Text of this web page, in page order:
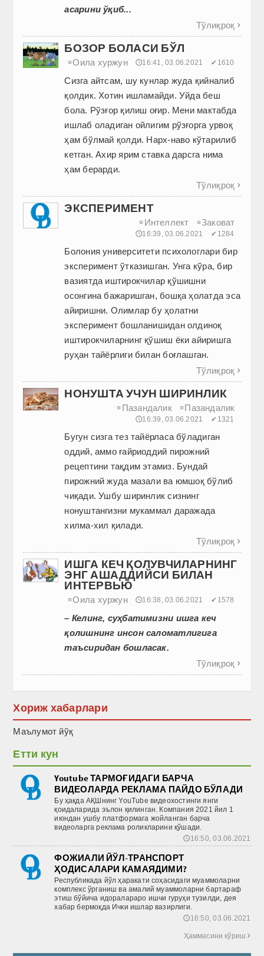
асарини ўқиб...
Тўлиқроқ 
БОЗОР БОЛАСИ БЎЛ
≡Оила хуржун 🕔16:41, 03.06.2021 ✔1610
Сизга айтсам, шу кунлар жуда қийналиб
қолдик. Хотин ишламайди. Уйда беш
бола. Рўзғор қилиш оғир. Мени мактабда
ишлаб оладиган ойлигим рўзғорга урвоқ
ҳам бўлмай қолди. Нарх-наво кўтарилиб
кетган. Ахир ярим ставка дарсга нима
ҳам берарди.
Тўлиқроқ 
ЭКСПЕРИМЕНТ
≡ Интеллект ≡Заковат
🕔16:39, 03.06.2021 ✔1284
Болония университети психологлари бир
эксперимент ўтказишган. Унга кўра, бир
вазиятда иштирокчилар қўшишни
осонгина бажаришган, бошқа ҳолатда эса
айиришни. Олимлар бу ҳолатни
эксперимент бошланишидан олдиноқ
иштирокчиларнинг қўшиш ёки айиришга
руҳан тайёрлиги билан боғлашган.
Тўлиқроқ 
НОНУШТА УЧУН ШИРИНЛИК
≡ Пазандалик ≡Пазандалик
🕔16:39, 03.06.2021 ✔1321
Бугун сизга тез тайёрласа бўладиган
оддий, аммо ғайриоддий пирожний
рецептини тақдим этамиз. Бундай
пирожний жуда мазали ва юмшоқ бўлиб
чиқади. Ушбу ширинлик сизнинг
нонуштангизни мукаммал даражада
хилма-хил қилади.
Тўлиқроқ 
ИШГА КЕЧ ҚОЛУВЧИЛАРНИНГ
ЭНГ АШАДДИЙСИ БИЛАН
ИНТЕРВЬЮ
≡Оила хуржун 🕔16:38, 03.06.2021 ✔1578
– Келинг, суҳбатимизни ишга кеч
қолишнинг инсон саломатлигига
таъсиридан бошласак.
Тўлиқроқ 
Хориж хабарлари
Маълумот йўқ
Етти кун
Youtube ТАРМОҒИДАГИ БАРЧА
ВИДЕОЛАРДА РЕКЛАМА ПАЙДО БЎЛАДИ
Бу ҳақда АҚШнинг YouTube видеохостинги янги
қоидаларида эълон қилинган. Компания 2021 йил 1
июндан ушбу платформага жойланган барча
видеоларга реклама роликларини қўшади.
🕔16:50, 03.06.2021
ФОЖИАЛИ ЙЎЛ-ТРАНСПОРТ
ҲОДИСАЛАРИ КАМАЯДИМИ?
Республикада йўл ҳаракати соҳасидаги муаммоларни
комплекс ўрганиш ва амалий муаммоларни бартараф
этиш бўйича идоралараро ишчи гуруҳи тузилди, дея
хабар бермоқда Ички ишлар вазирлиги.
🕔16:50, 03.06.2021
Ҳаммасини кўриш